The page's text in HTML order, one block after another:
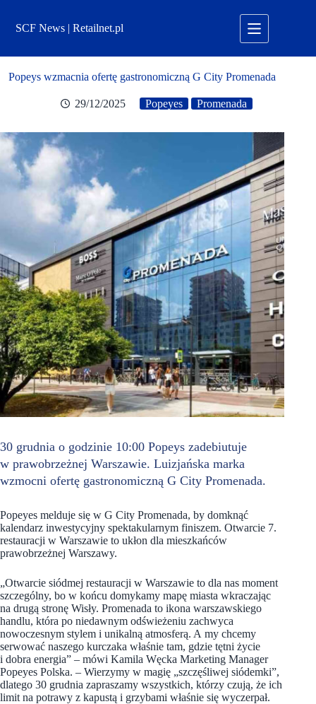
treściSCF News | Retailnet.pl
Popeys wzmacnia ofertę gastronomiczną G City Promenada
29/12/2025 Popeyes Promenada
30 grudnia o godzinie 10:00 Popeys zadebiutuje
w prawobrzeżnej Warszawie. Luizjańska marka
wzmocni ofertę gastronomiczną G City Promenada.
Popeyes melduje się w G City Promenada, by domknąć
kalendarz inwestycyjny spektakularnym finiszem. Otwarcie 7.
restauracji w Warszawie to ukłon dla mieszkańców
prawobrzeżnej Warszawy.
„Otwarcie siódmej restauracji w Warszawie to dla nas moment
szczególny, bo w końcu domykamy mapę miasta wkraczając
na drugą stronę Wisły. Promenada to ikona warszawskiego
handlu, która po niedawnym odświeżeniu zachwyca
nowoczesnym stylem i unikalną atmosferą. A my chcemy
serwować naszego kurczaka właśnie tam, gdzie tętni życie
i dobra energia” – mówi Kamila Węcka Marketing Manager
Popeyes Polska. – Wierzymy w magię „szczęśliwej siódemki”,
dlatego 30 grudnia zapraszamy wszystkich, którzy czują, że ich
limit na potrawy z kapustą i grzybami właśnie się wyczerpał.